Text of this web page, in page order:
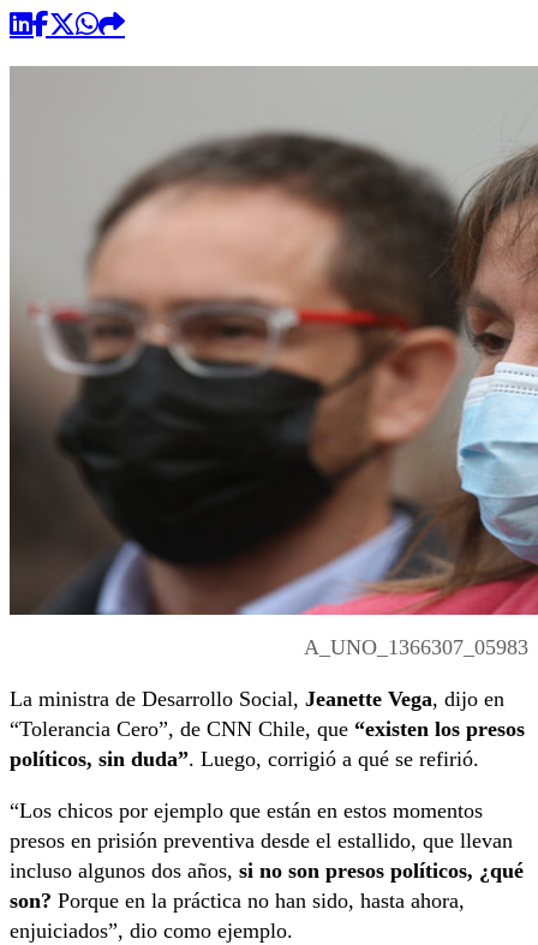
A_UNO_1366307_05983
La ministra de Desarrollo Social, Jeanette Vega, dijo en
“Tolerancia Cero”, de CNN Chile, que “existen los presos
políticos, sin duda”. Luego, corrigió a qué se refirió.
“Los chicos por ejemplo que están en estos momentos
presos en prisión preventiva desde el estallido, que llevan
incluso algunos dos años, si no son presos políticos, ¿qué
son? Porque en la práctica no han sido, hasta ahora,
enjuiciados”, dio como ejemplo.